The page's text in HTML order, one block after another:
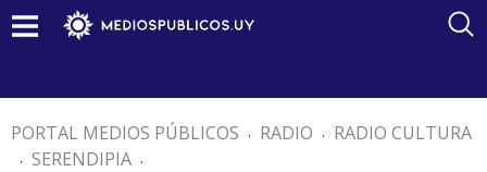
PORTAL MEDIOS PÚBLICOS . RADIO . RADIO CULTURA
. SERENDIPIA .